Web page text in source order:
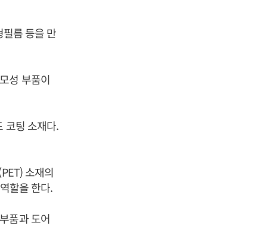
름 등을 만
성 부품이
코팅 소재다.
소재의
할을 한다.
품과 도어